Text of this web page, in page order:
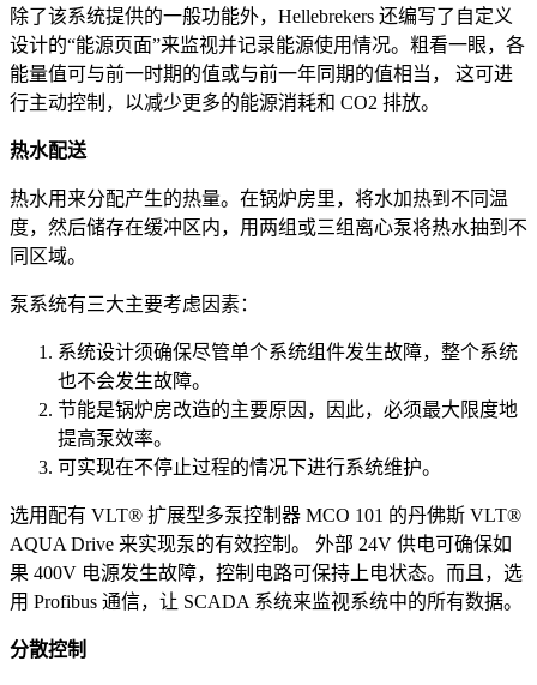
除了该系统提供的一般功能外，Hellebrekers 还编写了自定义
设计的“能源页面”来监视并记录能源使用情况。粗看一眼，各
能量值可与前一时期的值或与前一年同期的值相当， 这可进
行主动控制，以减少更多的能源消耗和 CO2 排放。
热水配送
热水用来分配产生的热量。在锅炉房里，将水加热到不同温
度，然后储存在缓冲区内，用两组或三组离心泵将热水抽到不
同区域。
泵系统有三大主要考虑因素：
系统设计须确保尽管单个系统组件发生故障，整个系统
也不会发生故障。
节能是锅炉房改造的主要原因，因此，必须最大限度地
提高泵效率。
可实现在不停止过程的情况下进行系统维护。
选用配有 VLT® 扩展型多泵控制器 MCO 101 的丹佛斯 VLT®
AQUA Drive 来实现泵的有效控制。 外部 24V 供电可确保如
果 400V 电源发生故障，控制电路可保持上电状态。而且，选
用 Profibus 通信，让 SCADA 系统来监视系统中的所有数据。
分散控制